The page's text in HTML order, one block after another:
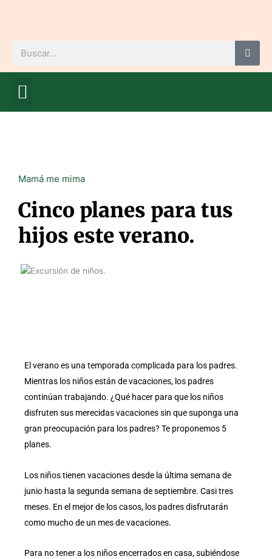
Mamá me mima
Cinco planes para tus
hijos este verano.
El verano es una temporada complicada para los padres.
Mientras los niños están de vacaciones, los padres
continúan trabajando. ¿Qué hacer para que los niños
disfruten sus merecidas vacaciones sin que suponga una
gran preocupación para los padres? Te proponemos 5
planes.
Los niños tienen vacaciones desde la última semana de
junio hasta la segunda semana de septiembre. Casi tres
meses. En el mejor de los casos, los padres disfrutarán
como mucho de un mes de vacaciones.
Para no tener a los niños encerrados en casa, subiéndose